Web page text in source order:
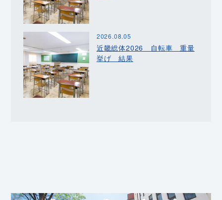
2026.08.05
近畿総体2026 自転車 重量
挙げ 結果